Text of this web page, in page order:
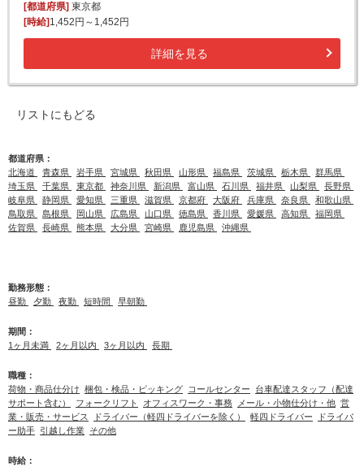
[都道府県] 東京都
[時給] 1,452円～1,452円
詳細を見る
リストにもどる
都道府県：
北海道
青森県 岩手県 宮城県 秋田県 山形県 福島県 茨城県 栃木県
群馬県
埼玉県
千葉県 東京都 神奈川県 新潟県 富山県 石川県 福井県 山梨県
長野県
岐阜県
静岡県 愛知県 三重県 滋賀県 京都府 大阪府 兵庫県 奈良県
和歌山県
鳥取県
島根県 岡山県 広島県 山口県 徳島県 香川県 愛媛県 高知県
福岡県
佐賀県
長崎県 熊本県 大分県 宮崎県 鹿児島県 沖縄県
勤務形態：
昼勤
夕勤 夜勤 短時間 早朝勤
期間：
1ヶ月未満
2ヶ月以内 3ヶ月以内 長期
職種：
荷物・商品仕分け 梱包・検品・ピッキング コールセンター
台車配達スタッフ（配達
サポート含む）
フォークリフト オフィスワーク・事務 メール・小物仕分け・他 営
業・販売・サービス
ドライバー（軽四ドライバーを除く） 軽四ドライバー
ドライバ
ー助手 引越し作業 その他
時給：